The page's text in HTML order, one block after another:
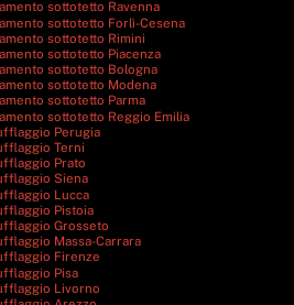
sottotetto Ravenna
sottotetto Forlì-Cesena
sottotetto Rimini
sottotetto Piacenza
sottotetto Bologna
sottotetto Modena
sottotetto Parma
sottotetto Reggio Emilia
Perugia
Terni
Prato
Siena
Lucca
Pistoia
Grosseto
Massa-Carrara
Firenze
Pisa
Livorno